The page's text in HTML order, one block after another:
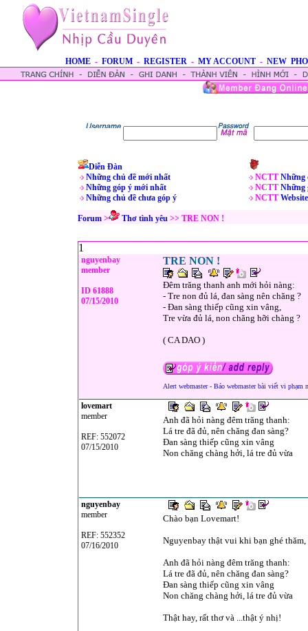
HOME - FORUM - REGISTER - MY ACCOUNT - NEW
Diễn Đàn
Những chủ đề mới nhất
Những góp ý mới nhất
Những chủ đề chưa góp ý
NCTT Những
NCTT Những
NCTT Website
Forum > Thơ tình yêu >> TRE NON !
1
nguyenbay
member
ID 61888
07/15/2010
TRE NON !
Ðêm trăng thanh anh mới hỏi nàng:
- Tre non đủ lá, đan sàng nên chăng ?
- Ðan sàng thiếp cũng xin vâng,
Tre vừa đủ lá, non chăng hỡi chàng ?
( CA DAO )
Alert webmaster - Báo webmaster bài viết vi phạm
lovemart
member
REF: 552072
07/15/2010
Anh đã hỏi nàng đêm trăng thanh:
Lá tre đã đủ, nên chăng đan sàng?
Đan sàng thiếp cũng xin vâng
Non chăng chàng hởi, lá tre đủ vừa
nguyenbay
member
REF: 552352
07/16/2010
Chào bạn Lovemart!
Nguyenbay thật vui khi bạn ghé
Anh đã hỏi nàng đêm trăng thanh:
Lá tre đã đủ, nên chăng đan sàng?
Đan sàng thiếp cũng xin vâng
Non chăng chàng hởi, lá tre đủ vừa
Thật hay, rất thơ và ...thật ý nhị!